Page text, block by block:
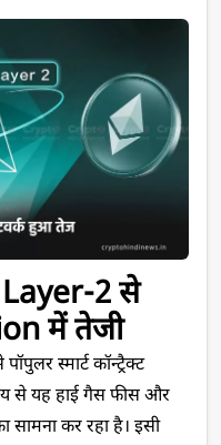
2 से
में तेजी
स्मार्ट कॉन्ट्रैक्ट
से यह हाई गैस फीस और
सामना कर रहा है। इसी